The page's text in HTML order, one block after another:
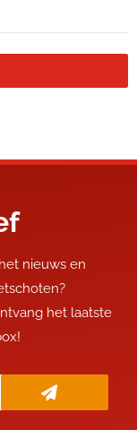
nieuws en
het laatste